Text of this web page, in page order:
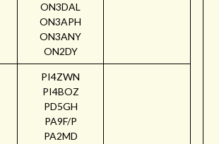
ON3DAL
ON3APH
ON3ANY
ON2DY
PI4ZWN
PI4BOZ
PD5GH
PA9F/P
PA2MD